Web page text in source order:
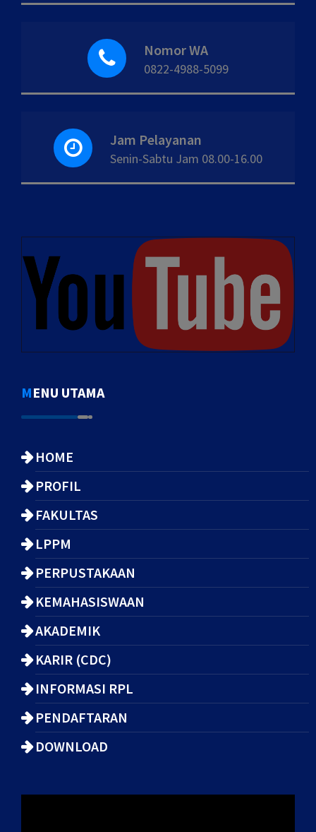
Nomor WA
0822-4988-5099
Jam Pelayanan
Senin-Sabtu Jam 08.00-16.00
MENU UTAMA
HOME
PROFIL
FAKULTAS
LPPM
PERPUSTAKAAN
KEMAHASISWAAN
AKADEMIK
KARIR (CDC)
INFORMASI RPL
PENDAFTARAN
DOWNLOAD